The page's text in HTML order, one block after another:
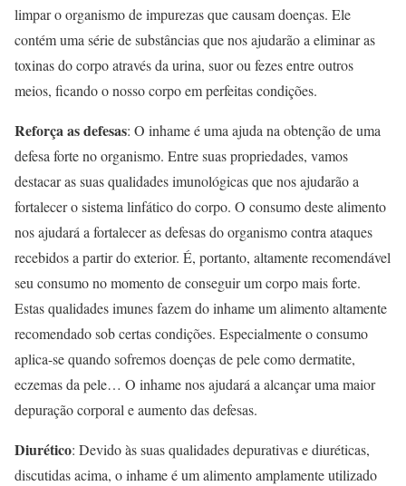
limpar o organismo de impurezas que causam doenças. Ele
contém uma série de substâncias que nos ajudarão a eliminar as
toxinas do corpo através da urina, suor ou fezes entre outros
meios, ficando o nosso corpo em perfeitas condições.
Reforça as defesas: O inhame é uma ajuda na obtenção de uma
defesa forte no organismo. Entre suas propriedades, vamos
destacar as suas qualidades imunológicas que nos ajudarão a
fortalecer o sistema linfático do corpo. O consumo deste alimento
nos ajudará a fortalecer as defesas do organismo contra ataques
recebidos a partir do exterior. É, portanto, altamente recomendável
seu consumo no momento de conseguir um corpo mais forte.
Estas qualidades imunes fazem do inhame um alimento altamente
recomendado sob certas condições. Especialmente o consumo
aplica-se quando sofremos doenças de pele como dermatite,
eczemas da pele… O inhame nos ajudará a alcançar uma maior
depuração corporal e aumento das defesas.
Diurético: Devido às suas qualidades depurativas e diuréticas,
discutidas acima, o inhame é um alimento amplamente utilizado